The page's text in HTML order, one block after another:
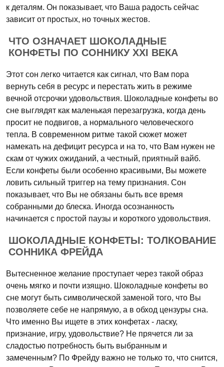
к деталям. Он показывает, что Ваша радость сейчас
зависит от простых, но точных жестов.
ЧТО ОЗНАЧАЕТ ШОКОЛАДНЫЕ
КОНФЕТЫ ПО СОННИКУ XXI ВЕКА
Этот сон легко читается как сигнал, что Вам пора
вернуть себя в ресурс и перестать жить в режиме
вечной отсрочки удовольствия. Шоколадные конфеты во
сне выглядят как маленькая перезагрузка, когда день
просит не подвигов, а нормального человеческого
тепла. В современном ритме такой сюжет может
намекать на дефицит ресурса и на то, что Вам нужен не
скам от чужих ожиданий, а честный, приятный вайб.
Если конфеты были особенно красивыми, Вы можете
ловить сильный триггер на тему признания. Сон
показывает, что Вы не обязаны быть все время
собранными до блеска. Иногда осознанность
начинается с простой паузы и короткого удовольствия.
ШОКОЛАДНЫЕ КОНФЕТЫ: ТОЛКОВАНИЕ
СОННИКА ФРЕЙДА
Вытесненное желание проступает через такой образ
очень мягко и почти изящно. Шоколадные конфеты во
сне могут быть символической заменой того, что Вы
позволяете себе не напрямую, а в обход цензуры сна.
Что именно Вы ищете в этих конфетах - ласку,
признание, игру, удовольствие? Не прячется ли за
сладостью потребность быть выбранным и
замеченным? По Фрейду важно не только то, что снится,